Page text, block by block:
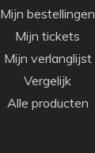
Mijn bestellingen
Mijn tickets
Mijn verlanglijst
Vergelijk
Alle producten